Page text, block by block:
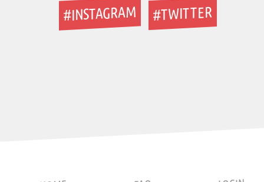
#INSTAGRAM #TWITTER